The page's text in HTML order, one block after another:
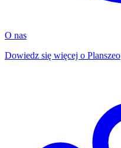
O nas
Dowiedz się więcej o Planszeo